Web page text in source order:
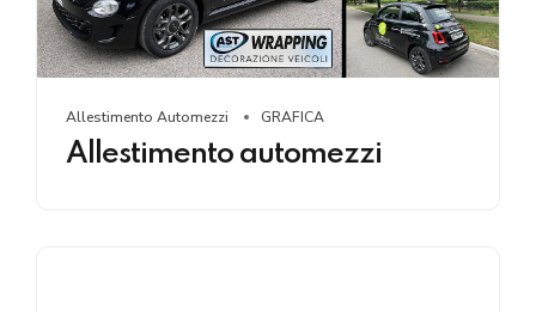
Allestimento Automezzi GRAFICA
Allestimento automezzi